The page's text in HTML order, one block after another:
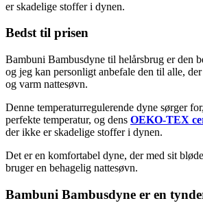
er skadelige stoffer i dynen.
Bedst til prisen
Bambuni Bambusdyne til helårsbrug er den
og jeg kan personligt anbefale den til alle,
og varm nattesøvn.
Denne temperaturregulerende dyne sørger
perfekte temperatur, og dens OEKO-TEX
der ikke er skadelige stoffer i dynen.
Det er en komfortabel dyne, der med sit
bruger en behagelig nattesøvn.
Bambuni Bambusdyne er en